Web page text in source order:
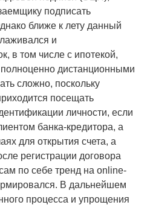
подписать
ближе к лету данный
и
в том числе с ипотекой,
дистанционными
сложно, поскольку
посещать
личности, если
банка-кредитора, а
для открытия счета, а
регистрации договора
по себе тренд на online-
В дальнейшем
процесса и упрощения